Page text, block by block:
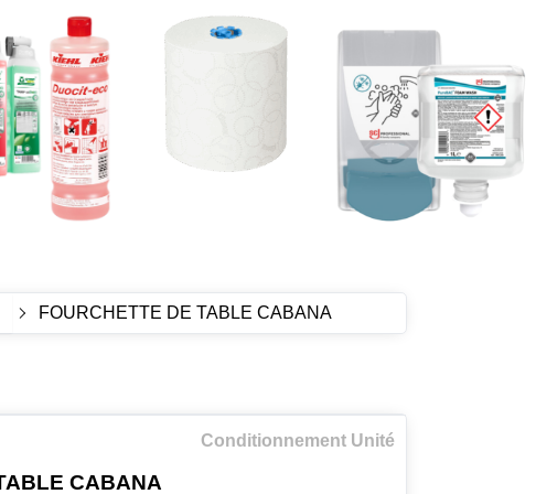
FOURCHETTE DE TABLE CABANA
Conditionnement Unité
CABANA